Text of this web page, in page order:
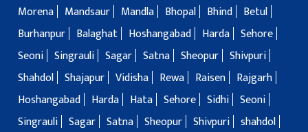
Morena
Mandsaur Mandla Bhopal Bhind
Betul
Burhanpur
Balaghat Hoshangabad Harda Sehore
Seoni Singrauli Sagar Satna Sheopur Shivpuri
Shahdol Shajapur Vidisha Rewa Raisen
Rajgarh
Hoshangabad
Harda Hata Sehore Sidhi Seoni
Singrauli Sagar Satna Sheopur Shivpuri shahdol